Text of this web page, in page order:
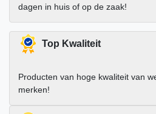
dagen in huis of op de zaak!
Top Kwaliteit
Producten van hoge kwaliteit van
merken!